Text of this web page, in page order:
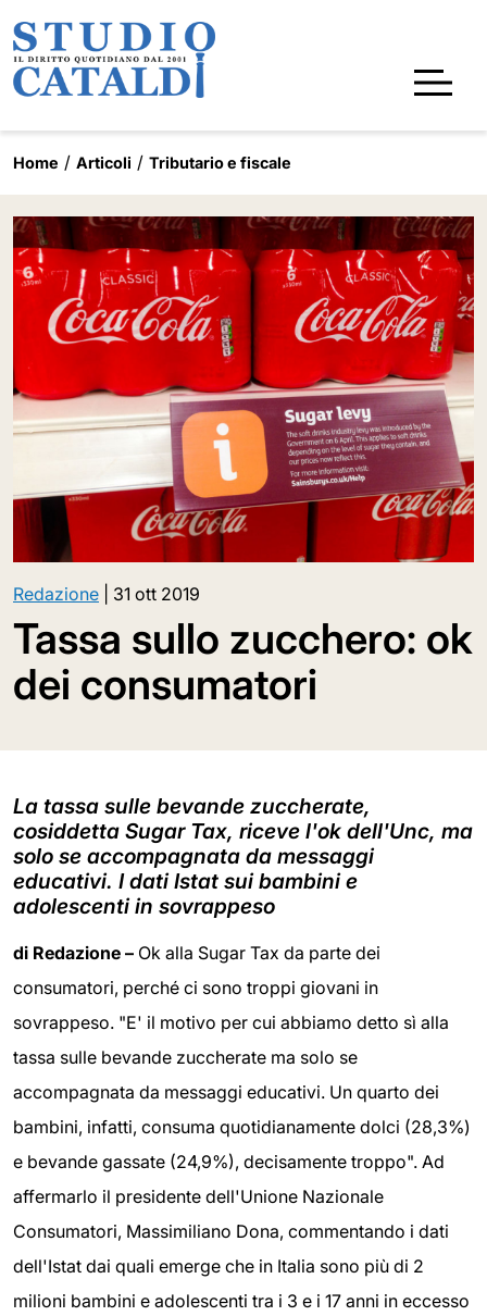
Home Articoli Tributario e fiscale
Redazione 31 ott 2019
Tassa sullo zucchero: ok
dei consumatori
La tassa sulle bevande zuccherate,
cosiddetta Sugar Tax, riceve l'ok dell'Unc, ma
solo se accompagnata da messaggi
educativi. I dati Istat sui bambini e
adolescenti in sovrappeso
di Redazione – Ok alla Sugar Tax da parte dei
consumatori, perché ci sono troppi giovani in
sovrappeso. "E' il motivo per cui abbiamo detto sì alla
tassa sulle bevande zuccherate ma solo se
accompagnata da messaggi educativi. Un quarto dei
bambini, infatti, consuma quotidianamente dolci (28,3%)
e bevande gassate (24,9%), decisamente troppo". Ad
affermarlo il presidente dell'Unione Nazionale
Consumatori, Massimiliano Dona, commentando i dati
dell'Istat dai quali emerge che in Italia sono più di 2
milioni bambini e adolescenti tra i 3 e i 17 anni in eccesso